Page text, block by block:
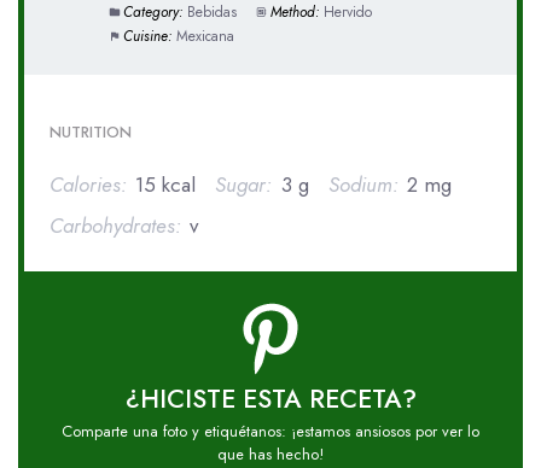
Category: Bebidas Method: Hervido
Cuisine: Mexicana
NUTRITION
Calories: 15 kcal Sugar: 3 g Sodium: 2 mg
Carbohydrates: v
¿HICISTE ESTA RECETA?
Comparte una foto y etiquétanos: ¡estamos ansiosos por ver lo
que has hecho!